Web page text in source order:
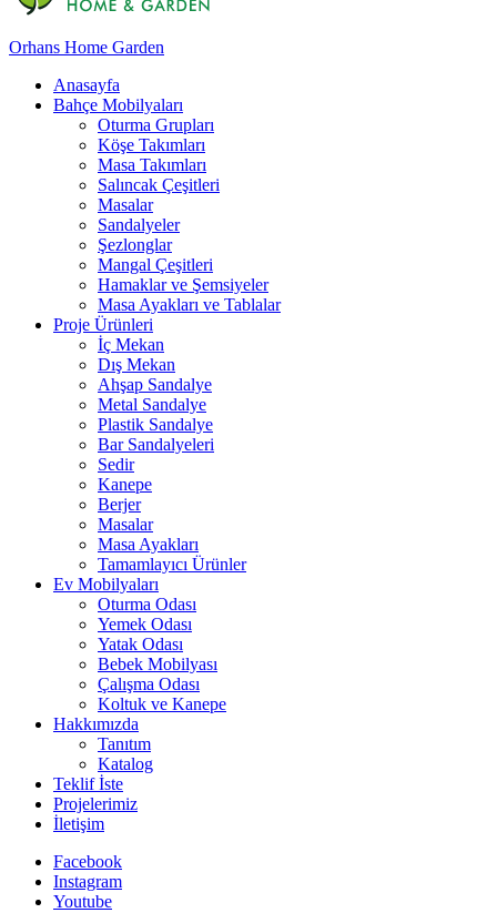
Orhans Home Garden
Anasayfa
Bahçe Mobilyaları
Oturma Grupları
Köşe Takımları
Masa Takımları
Salıncak Çeşitleri
Masalar
Sandalyeler
Şezlonglar
Mangal Çeşitleri
Hamaklar ve Şemsiyeler
Masa Ayakları ve Tablalar
Proje Ürünleri
İç Mekan
Dış Mekan
Ahşap Sandalye
Metal Sandalye
Plastik Sandalye
Bar Sandalyeleri
Sedir
Kanepe
Berjer
Masalar
Masa Ayakları
Tamamlayıcı Ürünler
Ev Mobilyaları
Oturma Odası
Yemek Odası
Yatak Odası
Bebek Mobilyası
Çalışma Odası
Koltuk ve Kanepe
Hakkımızda
Tanıtım
Katalog
Teklif İste
Projelerimiz
İletişim
Facebook
Instagram
Youtube